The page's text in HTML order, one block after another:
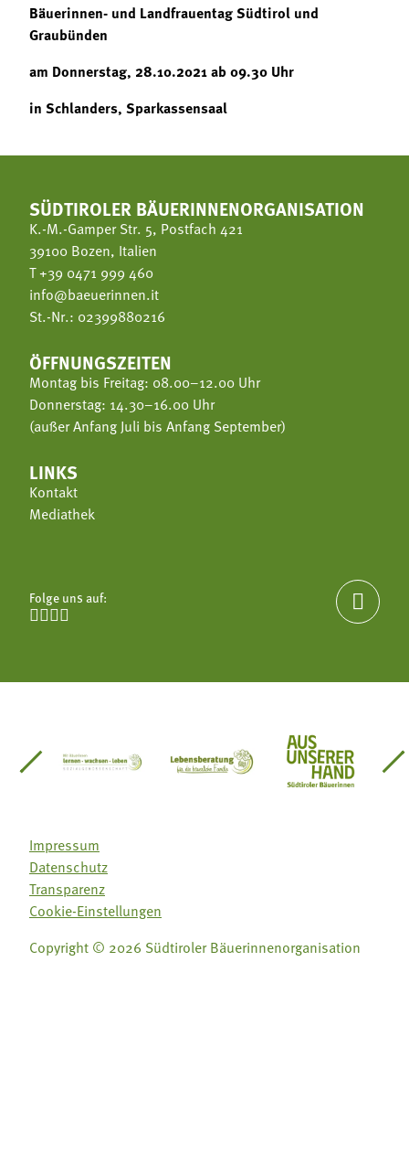
Bäuerinnen- und Landfrauentag Südtirol und
Graubünden
am Donnerstag, 28.10.2021 ab 09.30 Uhr
in Schlanders, Sparkassensaal
SÜDTIROLER BÄUERINNENORGANISATION
K.-M.-Gamper Str. 5, Postfach 421
39100 Bozen, Italien
T+39 0471 999 460
info@baeuerinnen.it
St.-Nr.: 02399880216
ÖFFNUNGSZEITEN
Montag bis Freitag: 08.00–12.00 Uhr
Donnerstag: 14.30–16.00 Uhr
(außer Anfang Juli bis Anfang September)
LINKS
Kontakt
Mediathek
Folge uns auf:


Südtirol
Gärtnervereinigung
Sozialgenossenschaft Mit Bäuerinnen lernen -
Lebensberatung für dieAus unserer
Impressum
Datenschutz
Transparenz
Cookie-Einstellungen
Copyright © 2026 Südtiroler Bäuerinnenorganisation